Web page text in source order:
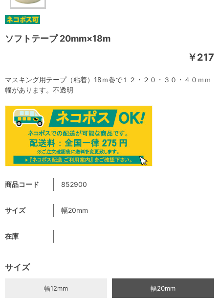
ソフトテープ 20mm×18m
￥217
商品コード 852900
サイズ 幅20mm
在庫
サイズ
幅12mm 幅20mm
マスキング用テープ（粘着）18ｍ巻で１２・２０・３０・４０ｍｍ
幅があります。不透明